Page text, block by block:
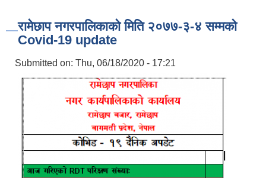
रामेछाप नगरपालिकाको मिति २०७७-३-४ सम्मको
Covid-19 update
Submitted on: Thu, 06/18/2020 - 17:21